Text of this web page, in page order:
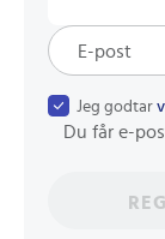
Jeg godtar
Du får e-